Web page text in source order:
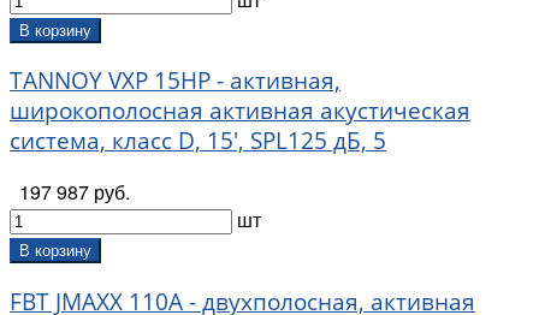
В корзину
TANNOY VXP 15HP - активная,
широкополосная активная акустическая
система, класс D, 15', SPL125 дБ, 5
197 987 руб.
шт
В корзину
FBT JMAXX 110A - двухполосная, активная